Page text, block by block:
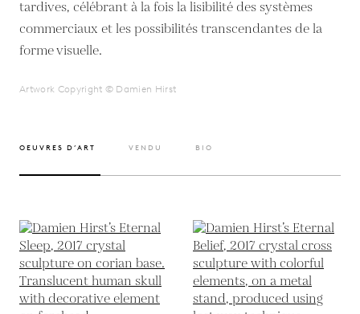
tardives, célébrant à la fois la lisibilité des systèmes
commerciaux et les possibilités transcendantes de la
forme visuelle.
Artwork Copyright © Damien Hirst
OEUVRES D’ART VENDU BIO